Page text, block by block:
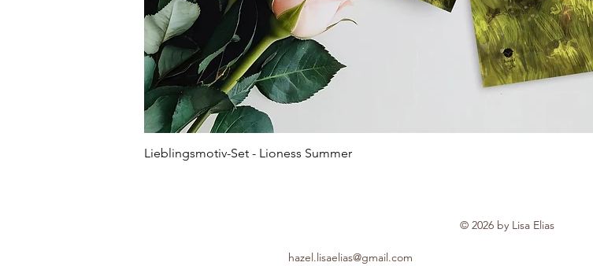
Lieblingsmotiv-Set - Lioness Summer
© 2026 by Lisa Elias
hazel.lisaelias@gmail.com